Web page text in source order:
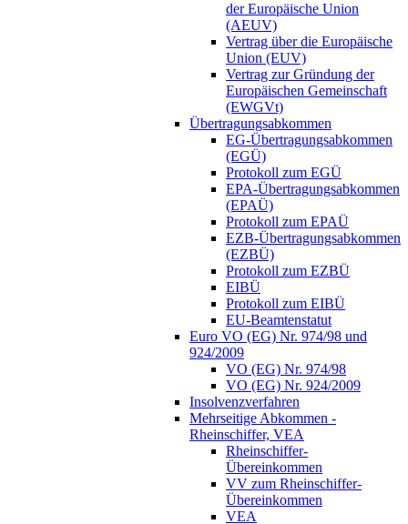
der Europäische Union
(AEUV)
Vertrag über die Europäische
Union (EUV)
Vertrag zur Gründung der
Europäischen Gemeinschaft
(EWGVt)
Übertragungsabkommen
EG-Übertragungsabkommen
(EGÜ)
Protokoll zum EGÜ
EPA-Übertragungsabkommen
(EPAÜ)
Protokoll zum EPAÜ
EZB-Übertragungsabkommen
(EZBÜ)
Protokoll zum EZBÜ
EIBÜ
Protokoll zum EIBÜ
EU-Beamtenstatut
Euro VO (EG) Nr. 974/98 und
924/2009
VO (EG) Nr. 974/98
VO (EG) Nr. 924/2009
Insolvenzverfahren
Mehrseitige Abkommen -
Rheinschiffer, VEA
Rheinschiffer-
Übereinkommen
VV zum Rheinschiffer-
Übereinkommen
VEA